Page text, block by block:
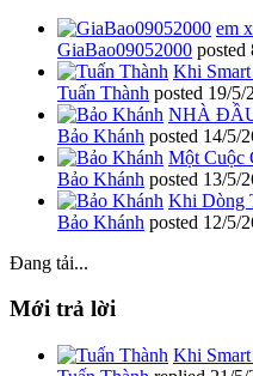
em
GiaBao09052000 posted
Khi
Tuấn Thành posted 19/5/
NHÀ
Bảo Khánh posted 14/5/
Một Cuộc
Bảo Khánh posted 13/5/
Khi Dòng
Bảo Khánh posted 12/5/
Đang tải...
Mới trả lời
Khi